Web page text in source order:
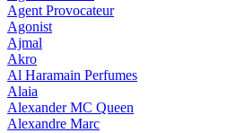
Agent Provocateur
Agonist
Ajmal
Akro
Al Haramain Perfumes
Alaia
Alexander MC Queen
Alexandre Marc